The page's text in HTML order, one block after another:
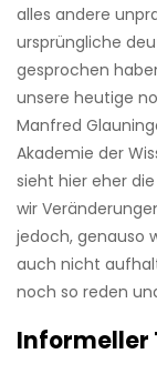
alles andere
ursprüngliche
gesprochen
unsere heutige
Manfred
Akademie der
sieht hier eher
wir
jedoch, genauso
auch nicht
noch so reden
Informeller